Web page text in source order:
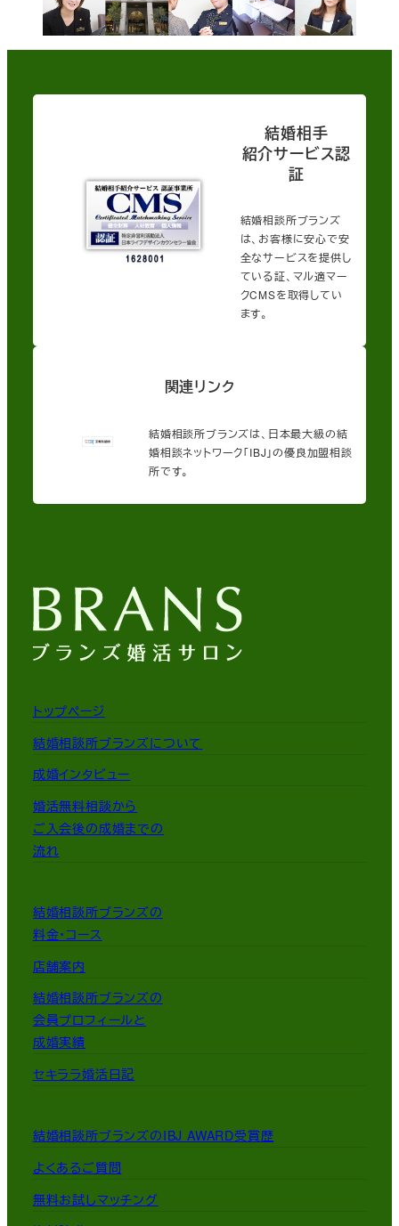
結婚相手
紹介サービス認
証
結婚相談所ブランズ
は、お客様に安心で安
全なサービスを提供し
ている証、マル適マー
クCMSを取得してい
ます。
関連リンク
結婚相談所ブランズは、日本最大級の結
婚相談ネットワーク「IBJ」の優良加盟相談
所です。
トップページ
結婚相談所ブランズについて
成婚インタビュー
婚活無料相談から
ご入会後の成婚までの
流れ
結婚相談所ブランズの
料金・コース
店舗案内
結婚相談所ブランズの
会員プロフィールと
成婚実績
セキララ婚活日記
結婚相談所ブランズのIBJ AWARD受賞歴
よくあるご質問
無料お試しマッチング